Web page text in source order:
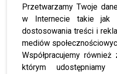
Przetwarzamy Twoje
w Internecie takie jak
dostosowania treści i
mediów
Współpracujemy
którym
“Królowe
wyjątkowa
nie zapomnę